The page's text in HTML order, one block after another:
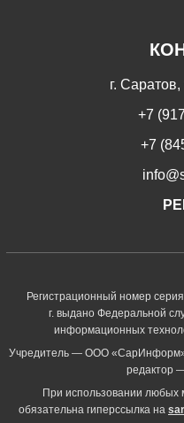
г. Саратов,
+7
+7
Регистрационный номер
г. выдано Федеральной
информационных
Учредитель — ООО
редактор
При использовании
обязательна гиперссылка на